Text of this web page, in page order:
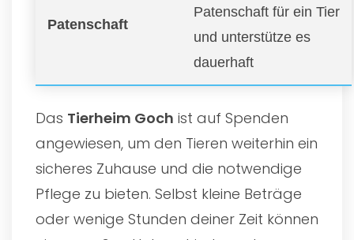
Patenschaft
Patenschaft für ein Tier
und unterstütze es
dauerhaft
Das Tierheim Goch ist auf Spenden
angewiesen, um den Tieren weiterhin ein
sicheres Zuhause und die notwendige
Pflege zu bieten. Selbst kleine Beträge
oder wenige Stunden deiner Zeit können